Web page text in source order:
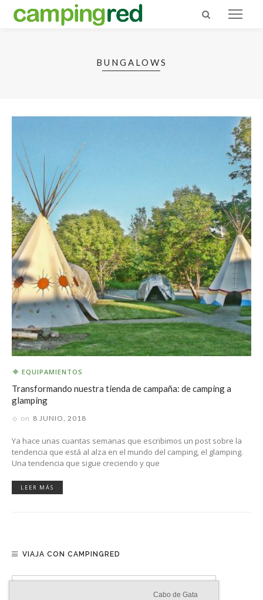
BUNGALOWS
EQUIPAMIENTOS
Transformando nuestra tienda de campaña: de camping a
glamping
on 8 JUNIO, 2018
Ya hace unas cuantas semanas que escribimos un post sobre la
tendencia que está al alza en el mundo del camping, el glamping.
Una tendencia que sigue creciendo y que
LEER MÁS
VIAJA CON CAMPINGRED
Cabo de Gata